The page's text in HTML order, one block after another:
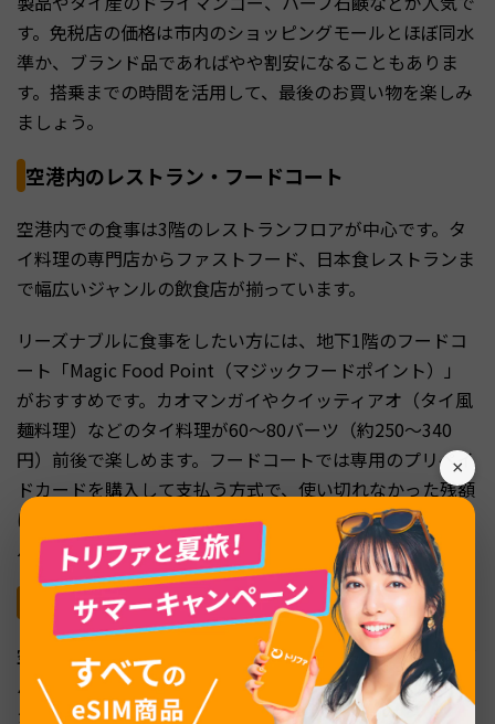
×
す。免税店の価格は市内のショッピングモールとほぼ同水
準か、ブランド品であればやや割安になることもありま
す。搭乗までの時間を活用して、最後のお買い物を楽しみ
ましょう。
空港内のレストラン・フードコート
空港内での食事は3階のレストランフロアが中心です。タ
イ料理の専門店からファストフード、日本食レストランま
で幅広いジャンルの飲食店が揃っています。
リーズナブルに食事をしたい方には、地下1階のフードコ
ート「Magic Food Point（マジックフードポイント）」
がおすすめです。カオマンガイやクイッティアオ（タイ風
麺料理）などのタイ料理が60〜80バーツ（約250〜340
円）前後で楽しめます。フードコートでは専用のプリペイ
ドカードを購入して支払う方式で、使い切れなかった残額
は返金してもらえます。空港価格とは思えないリーズナブ
ルさが魅力です。
タイ土産の定番とおすすめ購入スポット
空港内でタイ土産を購入するなら、制限エリア内のキング
パワー免税店に加えて、一般エリア（4階出発フロア）の
ショップも活用しましょう。一般エリアのショップは出国